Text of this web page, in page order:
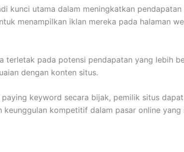
kunci utama dalam meningkatkan
menampilkan iklan mereka pada halaman
terletak pada potensi pendapatan yang lebih
dengan konten situs.
keyword secara bijak, pemilik situs
kompetitif dalam pasar online yang